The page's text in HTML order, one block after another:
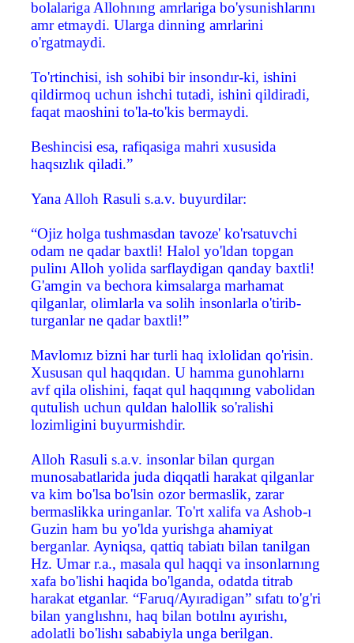
bolalariga Allohnıng amrlariga bo'ysunishlarını
amr etmaydi. Ularga dinning amrlarini
o'rgatmaydi.
To'rtinchisi, ish sohibi bir insondır-ki, ishini
qildirmoq uchun ishchi tutadi, ishini qildiradi,
faqat maoshini to'la-to'kis bermaydi.
Beshincisi esa, rafiqasiga mahri xususida
haqsızlık qiladi.”
Yana Alloh Rasuli s.a.v. buyurdilar:
“Ojiz holga tushmasdan tavoze' ko'rsatuvchi
odam ne qadar baxtli! Halol yo'ldan topgan
pulinı Alloh yolida sarflaydigan qanday baxtli!
G'amgin va bechora kimsalarga marhamat
qilganlar, olimlarla va solih insonlarla o'tirib-
turganlar ne qadar baxtli!”
Mavlomız bizni har turli haq ixlolidan qo'risin.
Xususan qul haqqıdan. U hamma gunohlarnı
avf qila olishini, faqat qul haqqınıng vabolidan
qutulish uchun quldan halollik so'ralishi
lozimligini buyurmishdir.
Alloh Rasuli s.a.v. insonlar bilan qurgan
munosabatlarida juda diqqatli harakat qilganlar
va kim bo'lsa bo'lsin ozor bermaslik, zarar
bermaslikka uringanlar. To'rt xalifa va Ashob-ı
Guzin ham bu yo'lda yurishga ahamiyat
berganlar. Ayniqsa, qattiq tabiatı bilan tanilgan
Hz. Umar r.a., masala qul haqqi va insonlarnıng
xafa bo'lishi haqida bo'lganda, odatda titrab
harakat etganlar. “Faruq/Ayıradigan” sıfatı to'g'ri
bilan yanglıshnı, haq bilan botılnı ayırishı,
adolatli bo'lishı sababiyla unga berilgan.